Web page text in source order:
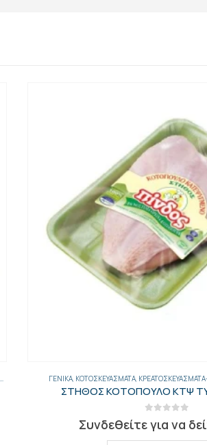
ΨΗΜΈΝΑ-ΠΑΝΈ
ΓΕΝΙΚΑ, ΚΟΤΟΣΚΕΥΆΣΜΑΤΑ,
ΣΤΗΘΟΣ ΚΟΤΟΠΟΥΛΟ ΚΤΨ
Συνδεθείτε για να